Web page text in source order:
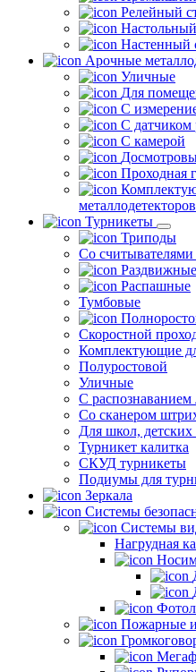
Релейный
Настенный
Арочные
Уличные
Для
С
С датчиком
С камерой
Проходная
металлодетекторов
Турникеты
Триподы
Со считывателями
Раздвижные
Распашные
Тумбовые
Скоростной
Комплектующие
Полуростовой
Уличные
С распознаванием
Со сканером
Для школ,
Турникет калитка
СКУД турникеты
Подиумы для
Зеркала
Системы
Системы
Нагрудная
Пожарные